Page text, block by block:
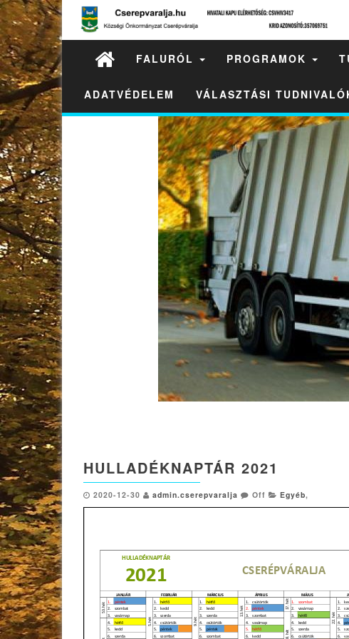
FALURÓL PROGRAMOK
ADATVÉDELEM VÁLASZTÁSI
HULLADÉKNAPTÁR 2021
2020-12-30 admin.cserepvaralja Off Egyéb,